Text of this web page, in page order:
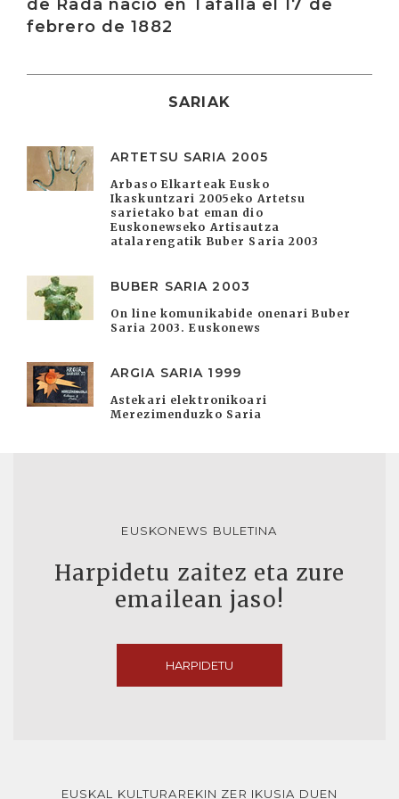
de Rada nació en Tafalla el 17 de
febrero de 1882
SARIAK
ARTETSU SARIA 2005
Arbaso Elkarteak Eusko
Ikaskuntzari 2005eko Artetsu
sarietako bat eman dio
Euskonewseko Artisautza
atalarengatik Buber Saria 2003
BUBER SARIA 2003
On line komunikabide onenari Buber
Saria 2003. Euskonews
ARGIA SARIA 1999
Astekari elektronikoari
Merezimenduzko Saria
EUSKONEWS BULETINA
Harpidetu zaitez eta zure
emailean jaso!
HARPIDETU
EUSKAL KULTURAREKIN ZER IKUSIA DUEN